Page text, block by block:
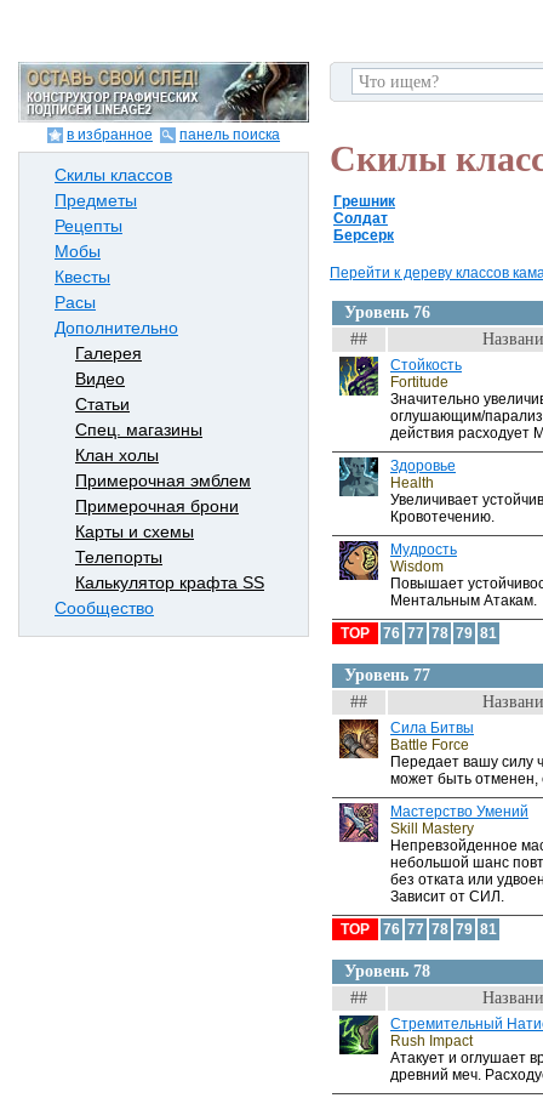
в избранное панель поиска
Скилы классов
Предметы
Рецепты
Мобы
Квесты
Расы
Дополнительно
Галерея
Видео
Статьи
Спец. магазины
Клан холы
Примерочная эмблем
Примерочная брони
Карты и схемы
Телепорты
Калькулятор крафта SS
Сообщество
Скилы
Грешник
Солдат
Берсерк
Перейти к дереву классов
Уровень 76
##
Стойкость
Fortitude
Значительно
оглушающим/
действия расходует
Здоровье
Health
Увеличивает
Кровотечению.
Мудрость
Wisdom
Повышает
Ментальным Атакам.
TOP
76 77 78 79 81
Уровень 77
##
Сила Битвы
Battle Force
Передает вашу силу
может быть отменен,
Мастерство Умений
Skill Mastery
Непревзойденное
небольшой шанс
без отката или
Зависит от СИЛ.
TOP
76 77 78 79 81
Уровень 78
##
Стремительный
Rush Impact
Атакует и оглушает
древний меч.